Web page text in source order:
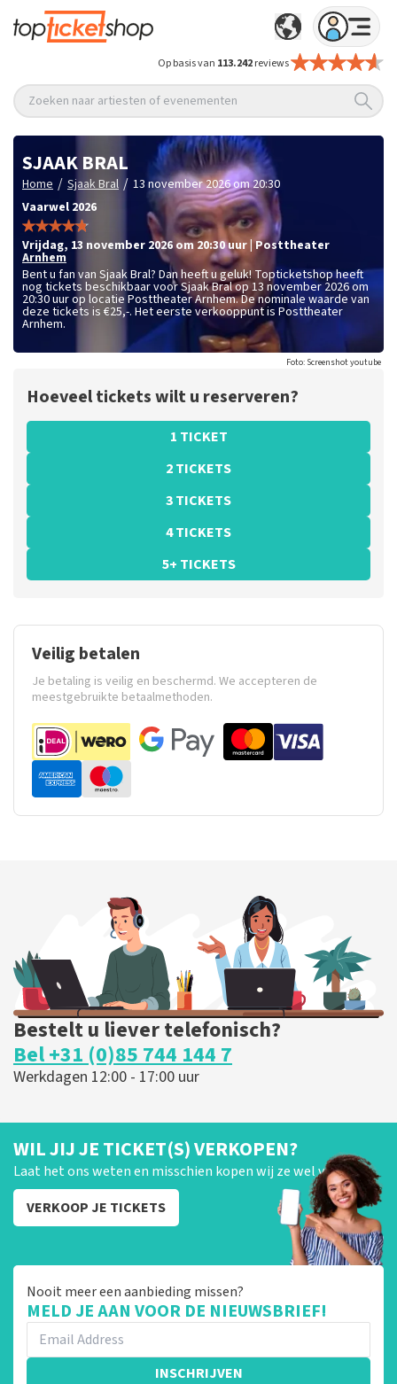
Op basis van 113.242reviews
Zoeken naar artiesten of evenementen
SJAAK BRAL
Home / Sjaak Bral / 13 november 2026 om 20:30
Vaarwel 2026
vrijdag, 13 november 2026 om 20:30uur |Posttheater
Arnhem
Bent u fan van Sjaak Bral? Dan heeft u geluk! Topticketshop heeft
nog tickets beschikbaar voor Sjaak Bral op 13 november 2026 om
20:30 uur op locatie Posttheater Arnhem. De nominale waarde van
deze tickets is €25,-. Het eerste verkooppunt is Posttheater
Arnhem.
Foto: Screenshot youtube
Hoeveel tickets wilt u reserveren?
1 TICKET
2 TICKETS
3 TICKETS
4 TICKETS
5+ TICKETS
Veilig betalen
Je betaling is veilig en beschermd. We accepteren de
meestgebruikte betaalmethoden.
Bestelt u liever telefonisch?
Bel +31 (0)85 744 144 7
Werkdagen 12:00 - 17:00 uur
WIL JIJ JE TICKET(S) VERKOPEN?
Laat het ons weten en misschien kopen wij ze wel van je!
VERKOOP JE TICKETS
Nooit meer een aanbieding missen?
MELD JE AAN VOOR DE NIEUWSBRIEF!
INSCHRIJVEN